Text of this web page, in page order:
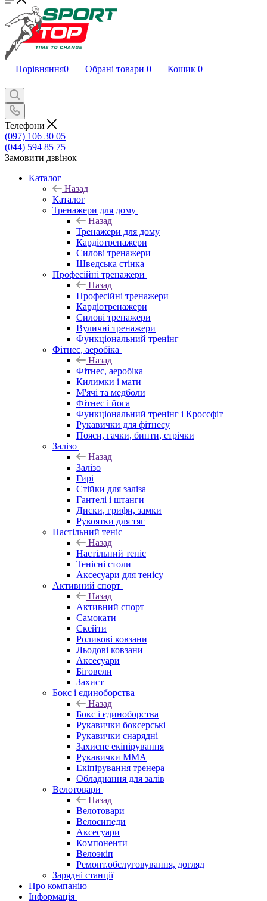
Порівняння0 Обрані товари 0 Кошик 0
Телефони
(097) 106 30 05
(044) 594 85 75
Замовити дзвінок
Каталог
Назад
Каталог
Тренажери для дому
Назад
Тренажери для дому
Кардіотренажери
Силові тренажери
Шведська стінка
Професійні тренажери
Назад
Професійні тренажери
Кардіотренажери
Силові тренажери
Вуличні тренажери
Функціональний тренінг
Фітнес, аеробіка
Назад
Фітнес, аеробіка
Килимки і мати
М'ячі та медболи
Фітнес і йога
Функціональний тренінг і Кроссфіт
Рукавички для фітнесу
Пояси, гачки, бинти, стрічки
Залізо
Назад
Залізо
Гирі
Стійки для заліза
Гантелі і штанги
Диски, грифи, замки
Рукоятки для тяг
Настільний теніс
Назад
Настільний теніс
Тенісні столи
Аксесуари для тенісу
Активний спорт
Назад
Активний спорт
Самокати
Скейти
Роликові ковзани
Льодові ковзани
Аксесуари
Біговели
Захист
Бокс і єдиноборства
Назад
Бокс і єдиноборства
Рукавички боксерські
Рукавички снарядні
Захисне екіпірування
Рукавички ММА
Екіпірування тренера
Обладнання для залів
Велотовари
Назад
Велотовари
Велосипеди
Аксесуари
Компоненти
Велоэкіп
Ремонт.обслуговування, догляд
Зарядні станції
Про компанію
Інформація